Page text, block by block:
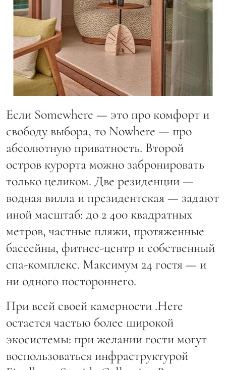
Если Somewhere — это про комфорт и
свободу выбора, то Nowhere — про
абсолютную приватность. Второй
остров курорта можно забронировать
только целиком. Две резиденции —
водная вилла и президентская — задают
иной масштаб: до 2 400 квадратных
метров, частные пляжи, протяженные
бассейны, фитнес-центр и собственный
спа-комплекс. Максимум 24 гостя — и
ни одного постороннего.
При всей своей камерности .Here
остается частью более широкой
экосистемы: при желании гости могут
воспользоваться инфраструктурой